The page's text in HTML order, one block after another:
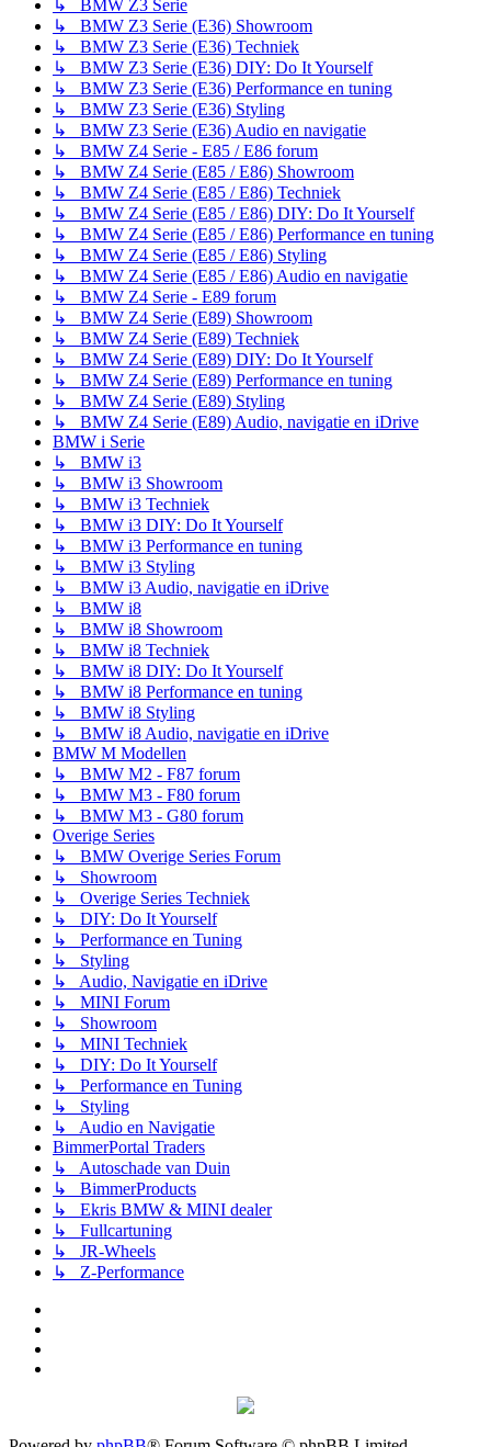
↳ BMW Z3 Serie
↳ BMW Z3 Serie (E36) Showroom
↳ BMW Z3 Serie (E36) Techniek
↳ BMW Z3 Serie (E36) DIY: Do It Yourself
↳ BMW Z3 Serie (E36) Performance en tuning
↳ BMW Z3 Serie (E36) Styling
↳ BMW Z3 Serie (E36) Audio en navigatie
↳ BMW Z4 Serie - E85 / E86 forum
↳ BMW Z4 Serie (E85 / E86) Showroom
↳ BMW Z4 Serie (E85 / E86) Techniek
↳ BMW Z4 Serie (E85 / E86) DIY: Do It Yourself
↳ BMW Z4 Serie (E85 / E86) Performance en tuning
↳ BMW Z4 Serie (E85 / E86) Styling
↳ BMW Z4 Serie (E85 / E86) Audio en navigatie
↳ BMW Z4 Serie - E89 forum
↳ BMW Z4 Serie (E89) Showroom
↳ BMW Z4 Serie (E89) Techniek
↳ BMW Z4 Serie (E89) DIY: Do It Yourself
↳ BMW Z4 Serie (E89) Performance en tuning
↳ BMW Z4 Serie (E89) Styling
↳ BMW Z4 Serie (E89) Audio, navigatie en iDrive
BMW i Serie
↳ BMW i3
↳ BMW i3 Showroom
↳ BMW i3 Techniek
↳ BMW i3 DIY: Do It Yourself
↳ BMW i3 Performance en tuning
↳ BMW i3 Styling
↳ BMW i3 Audio, navigatie en iDrive
↳ BMW i8
↳ BMW i8 Showroom
↳ BMW i8 Techniek
↳ BMW i8 DIY: Do It Yourself
↳ BMW i8 Performance en tuning
↳ BMW i8 Styling
↳ BMW i8 Audio, navigatie en iDrive
BMW M Modellen
↳ BMW M2 - F87 forum
↳ BMW M3 - F80 forum
↳ BMW M3 - G80 forum
Overige Series
↳ BMW Overige Series Forum
↳ Showroom
↳ Overige Series Techniek
↳ DIY: Do It Yourself
↳ Performance en Tuning
↳ Styling
↳ Audio, Navigatie en iDrive
↳ MINI Forum
↳ Showroom
↳ MINI Techniek
↳ DIY: Do It Yourself
↳ Performance en Tuning
↳ Styling
↳ Audio en Navigatie
BimmerPortal Traders
↳ Autoschade van Duin
↳ BimmerProducts
↳ Ekris BMW & MINI dealer
↳ Fullcartuning
↳ JR-Wheels
↳ Z-Performance